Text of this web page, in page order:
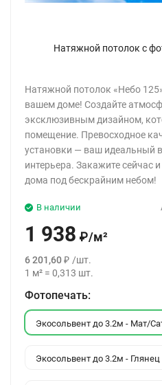
Натяжной потолок с
Натяжной потолок «Небо
вашем доме! Создайте
эксклюзивным дизайном,
помещение. Превосходное
установки — ваш идеальный
интерьера. Закажите сейчас
дома под бескрайним небом!
В наличии
1 938 ₽/м²
6 201,60₽ /шт.
1 м² = 0,313 шт.
Фотопечать:
Экосольвент до 3.2м - Мат/
Экосольвент до 3.2м - Глянец